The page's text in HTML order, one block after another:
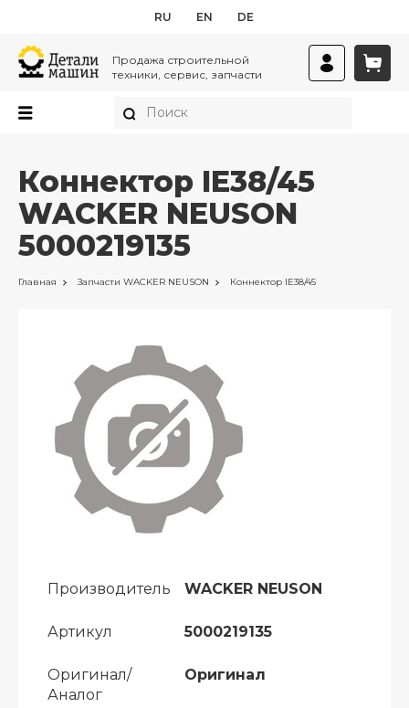
RU EN DE
Продажа строительной
техники, сервис, запчасти
Коннектор IE38/45
WACKER NEUSON
5000219135
Главная Запчасти WACKER NEUSON Коннектор IE38/45
Производитель WACKER NEUSON
Артикул 5000219135
Оригинал/
Аналог
Оригинал